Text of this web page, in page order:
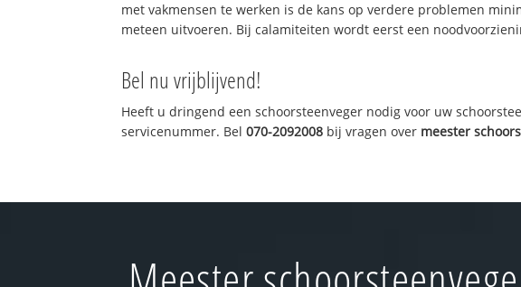
met vakmensen te werken is de kans op verdere problemen
meteen uitvoeren. Bij calamiteiten wordt eerst een
Bel nu vrijblijvend!
Heeft u dringend een schoorsteenveger nodig voor uw
servicenummer. Bel070-2092008 bij vragen over meester